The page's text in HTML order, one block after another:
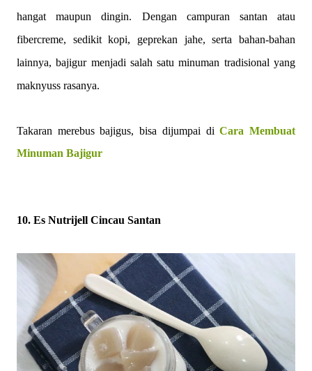
hangat maupun dingin. Dengan campuran santan atau
fibercreme, sedikit kopi, geprekan jahe, serta bahan-bahan
lainnya, bajigur menjadi salah satu minuman tradisional yang
maknyuss rasanya.
Takaran merebus bajigus, bisa dijumpai diCara Membuat
Minuman Bajigur
10. Es Nutrijell Cincau Santan